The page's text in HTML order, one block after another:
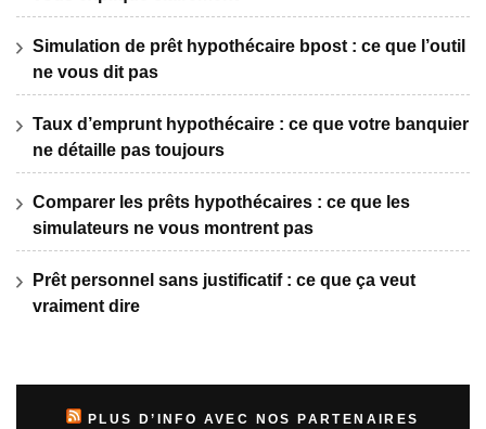
Simulation de prêt hypothécaire bpost : ce que l’outil
ne vous dit pas
Taux d’emprunt hypothécaire : ce que votre banquier
ne détaille pas toujours
Comparer les prêts hypothécaires : ce que les
simulateurs ne vous montrent pas
Prêt personnel sans justificatif : ce que ça veut
vraiment dire
PLUS D’INFO AVEC NOS PARTENAIRES